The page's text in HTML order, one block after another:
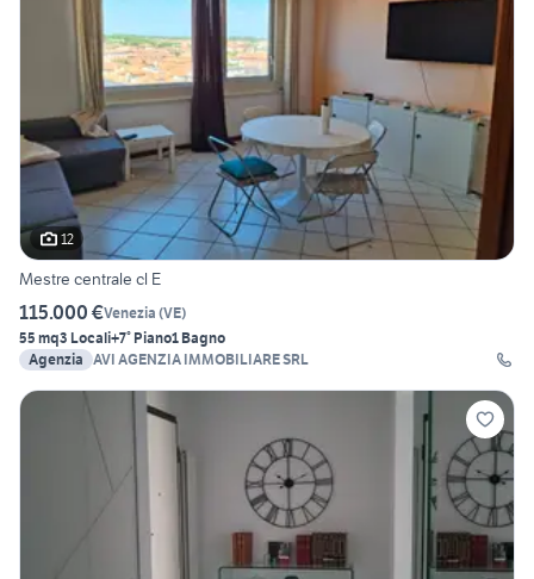
12
Mestre centrale cl E
115.000 €Venezia (VE)
55 mq3 Locali+7° Piano1 Bagno
Agenzia AVI AGENZIA IMMOBILIARE SRL